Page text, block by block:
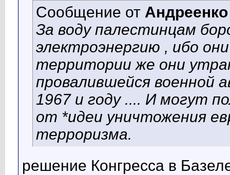
Сообщение от Андреенко
За воду палестинцам
электроэнергию , ибо
территории же они
провалившейся военной
1967 и году .... И могут
от *идеи уничтожения
терроризма.
решение Конгресса в